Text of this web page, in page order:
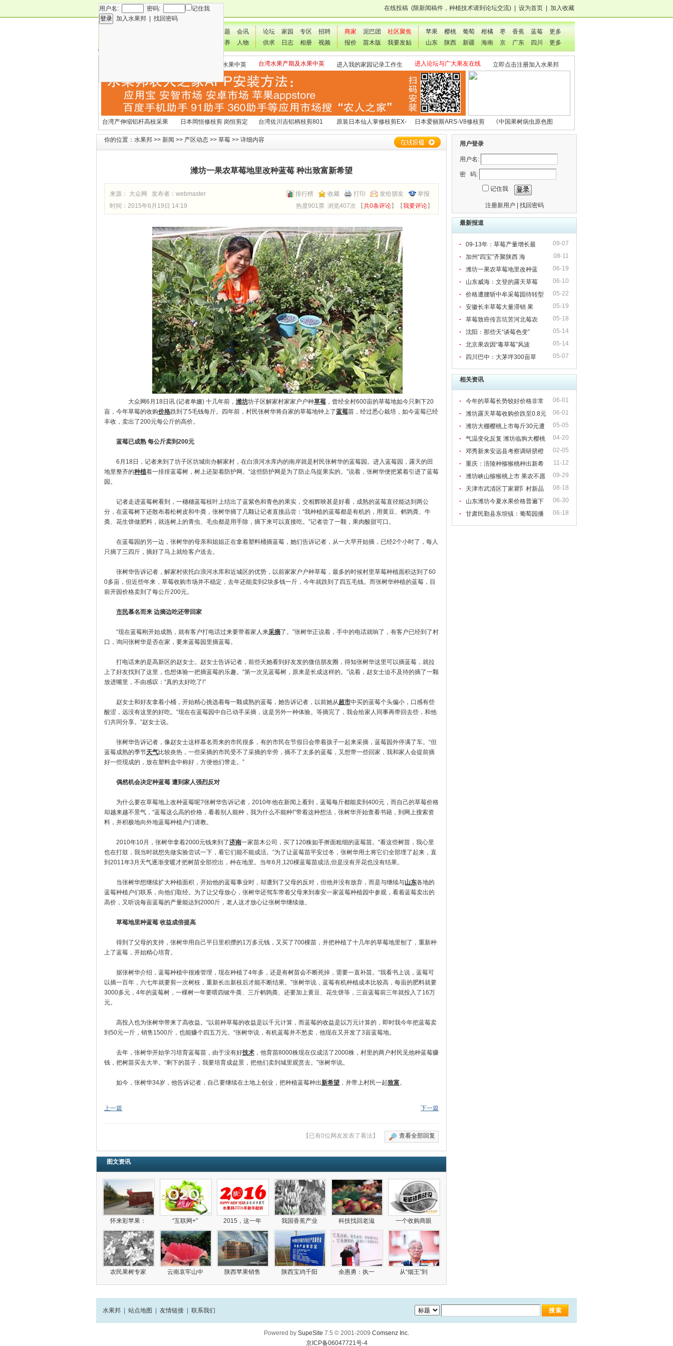
用户名: 密码:
记住我
加入水果邦
找回密码
在线投稿 (限新闻稿件，种植技术请到论坛交流) 设为首页 加入收藏
专题
会讯
营养 人物
论坛 家园 专区
招聘
供求
日志 相册 视频
商家 泥巴团
社区聚焦
报价
苗木版 我要发贴
苹果 樱桃 葡萄 柑橘 枣 香蕉 蓝莓
更多
山东
陕西 新疆 海南 京 广东 四川 更多
国外水果产期及水果中英
台湾水果产期及水果中英
文表
进入我的家园记录工作生
进入论坛与广大果友在线
交流
立即点击注册加入水果邦
台湾产伸缩铝杆高枝采果
剪2270#
日本岡恒修枝剪 岗恒剪定
铗200
台湾佐川吉铝柄枝剪801
（欧洲款式）
原装日本仙人掌修枝剪EX-
3
日本爱丽斯ARS-V8修枝剪
《中国果树病虫原色图
鉴》
你的位置： 水果邦 >> 新闻 >> 产区动态 >> 草莓 >> 详细内容
潍坊一果农草莓地里改种蓝莓 种出致富新希望
排行榜 收藏 打印 发给朋友 举报
来源： 大众网 发布者： webmaster
热度901票 浏览407次 【共0条评论】【我要评论】
时间：2015年6月19日 14:19
大众网6月18日讯 (记者单姗) 十几年前， 潍坊坊子区解家村家家户户种草莓 ，曾经全村600亩的草莓地如今只剩下20
亩，今年草莓的收购价格跌到了5毛钱每斤。四年前，村民张树华将自家的草莓地钟上了蓝莓苗，经过悉心栽培，如今蓝莓已经
丰收，卖出了200元每公斤的高价。
蓝莓已成熟 每公斤卖到200元
6月18日，记者来到了坊子区坊城街办解家村，在白浪河水库内的南岸就是村民张树华的蓝莓园。进入蓝莓园，露天的田
地里整齐的种植着一排排蓝霉树，树上还架着防护网。“这些防护网是为了防止鸟捉果实的。”说着，张树华便把紧着引进了蓝莓
园。
记者走进蓝莓树看到，一穗穗蓝莓枝叶上结出了蓝紫色和青色的果实，交相辉映甚是好看，成熟的蓝莓直径能达到两公
分，在蓝莓树下还散布着松树皮和牛粪，张树华摘了几颗让记者直接品尝：“我种植的蓝莓都是有机的，用黄豆、鹌鹑粪、牛
粪、花生饼做肥料，就连树上的青虫、毛虫都是用手除，摘下来可以直接吃。”记者尝了一颗，果肉酸甜可口。
在蓝莓园的另一边，张树华的母亲和姐姐正在拿着塑料桶摘蓝莓，她们告诉记者，从一大早开始摘，已经2个小时了，每人
只摘了三四斤，摘好了马上就给客户送去。
张树华告诉记者，解家村依托白浪河水库和近城区的优势，以前家家户户种草莓，最多的时候村里草莓种植面积达到了60
0多亩，但近些年来，草莓收购市场并不稳定，去年还能卖到2块多钱一斤，今年就跌到了四五毛钱。而张树华种植的蓝莓，目
前开园价格卖到了每公斤200元。
市民慕名而来 边摘边吃还带回家
“现在蓝莓刚开始成熟，就有客户打电话过来要带着家人来采摘了。”张树华正说着，手中的电话就响了，有客户已经到了村
口，询问张树华是否在家，要来蓝莓园里摘蓝莓。
打电话来的是高新区的赵女士。赵女士告诉记者，前些天她看到好友发的微信朋友圈，得知张树华这里可以摘蓝莓，就拉
上了好友找到了这里，也想体验一把摘蓝莓的乐趣。“第一次见蓝莓树，原来是长成这样的。”说着，赵女士迫不及待的摘了一颗
放进嘴里，不由感叹：“真的太好吃了!”
赵女士和好友拿着小桶，开始精心挑选着每一颗成熟的蓝莓，她告诉记者，以前她从超市中买的蓝莓个头偏小，口感有些
酸涩，远没有这里的好吃。“现在在蓝莓园中自己动手采摘，这是另外一种体验。等摘完了，我会给家人同事再带回去些，和他
们共同分享。”赵女士说。
张树华告诉记者，像赵女士这样慕名而来的市民很多，有的市民在节假日会带着孩子一起来采摘，蓝莓园外停满了车。“但
蓝莓成熟的季节天气比较炎热，一些采摘的市民受不了采摘的辛劳，摘不了太多的蓝莓，又想带一些回家，我和家人会提前摘
好一些现成的，放在塑料盒中称好，方便他们带走。”
偶然机会决定种蓝莓 遭到家人强烈反对
为什么要在草莓地上改种蓝莓呢?张树华告诉记者，2010年他在新闻上看到，蓝莓每斤都能卖到400元，而自己的草莓价格
却越来越不景气，“蓝莓这么高的价格，看着别人能种，我为什么不能种!”带着这种想法，张树华开始查看书籍，到网上搜索资
料，并积极地向外地蓝莓种植户们请教。
2010年10月，张树华拿着2000元钱来到了济南一家苗木公司，买了120株如手擀面粗细的蓝莓苗。“看这些树苗，我心里
也在打鼓，我当时就想先做实验尝试一下，看它们能不能成活。”为了让蓝莓苗平安过冬，张树华用土将它们全部埋了起来，直
到2011年3月天气逐渐变暖才把树苗全部挖出，种在地里。当年6月,120棵蓝莓苗成活,但是没有开花也没有结果。
当张树华想继续扩大种植面积，开始他的蓝莓事业时，却遭到了父母的反对，但他并没有放弃，而是与继续与山东各地的
蓝莓种植户们联系，向他们取经。为了让父母放心，张树华还驾车带着父母来到泰安一家蓝莓种植园中参观，看着蓝莓卖出的
高价，又听说每亩蓝莓的产量能达到2000斤，老人这才放心让张树华继续做。
草莓地里种蓝莓 收益成倍提高
得到了父母的支持，张树华用自己平日里积攒的1万多元钱，又买了700棵苗，并把种植了十几年的草莓地里刨了，重新种
上了蓝莓，开始精心培育。
据张树华介绍，蓝莓种植中很难管理，现在种植了4年多，还是有树苗会不断死掉，需要一直补苗。“我看书上说，蓝莓可
以摘一百年，六七年就要剪一次树枝，重新长出新枝后才能不断结果。”张树华说，蓝莓有机种植成本比较高，每亩的肥料就要
3000多元，4年的蓝莓树，一棵树一年要喂四锨牛粪、三斤鹌鹑粪、还要加上黄豆、花生饼等，三亩蓝莓前三年就投入了16万
元。
高投入也为张树华带来了高收益。“以前种草莓的收益是以千元计算，而蓝莓的收益是以万元计算的，即时我今年把蓝莓卖
到50元一斤，销售1500斤，也能赚个四五万元。“张树华说，有机蓝莓并不愁卖，他现在又开发了3亩蓝莓地。
去年，张树华开始学习培育蓝莓苗，由于没有好技术 ，他育苗8000株现在仅成活了2000株，村里的两户村民见他种蓝莓赚
钱，把树苗买去大半。“剩下的苗子，我要培育成盆景，把他们卖到城里观赏去。”张树华说。
如今，张树华34岁，他告诉记者，自己要继续在土地上创业，把种植蓝莓种出新希望 ，并带上村民一起致富。
上一篇 下一篇
查看全部回复
【已有0位网友发表了看法】
图文资讯
怀来彩苹果： “互联网+” 2015，这一年 我国香蕉产业 科技找回老滋 一个收购商眼
农民果树专家 云南哀牢山中 陕西苹果销售 陕西宝鸡千阳 余惠勇：执一 从“烟王”到
用户登录
用户名:
密 码:
记住我
注册新用户 找回密码
最新报道
09-07
09-13年：草莓产量增长最
08-11
加州“四宝”齐聚陕西 海
06-19
潍坊一果农草莓地里改种蓝
06-10
山东威海：文登的露天草莓
05-22
价格遭腰斩中牟采莓园待转型
05-19
安徽长丰草莓大量滞销 果
05-18
草莓致癌传言坑苦河北莓农
05-14
沈阳：那些天“谈莓色变”
05-14
北京果农因“毒草莓”风波
05-07
四川巴中：大茅坪300亩草
相关资讯
06-01
今年的草莓长势较好价格非常
低 潍坊果农很郁闷
06-01
潍坊露天草莓收购价跌至0.8元
05-05
潍坊大棚樱桃上市每斤30元遭
拦腰砍 销量不高
04-20
气温变化反复 潍坊临朐大樱桃
减产又逢跌价
02-05
邓秀新来安远县考察调研脐橙
产业
11-12
重庆：涪陵种猕猴桃种出新希
望
09-29
潍坊峡山猕猴桃上市 果农不愿
低价出售给贩子
08-18
天津市武清区丁家瞿阝村新品
葡萄种植带来新希望
06-30
山东潍坊今夏水果价格普遍下
降 供过于求为主因
06-18
甘肃民勤县东坝镇：葡萄园播
种新希望
水果邦 站点地图 友情链接 联系我们
Powered by SupeSite 7.5 © 2001-2009 Comsenz Inc.
京ICP备06047721号-4